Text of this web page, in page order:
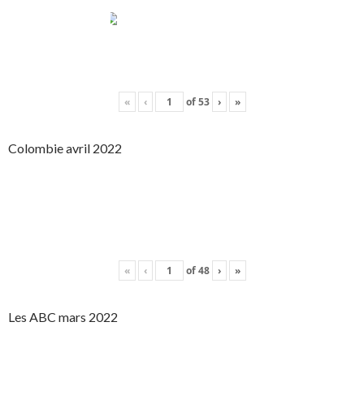
« ‹ of53 › »
Colombie avril 2022
« ‹ of48 › »
Les ABC mars 2022